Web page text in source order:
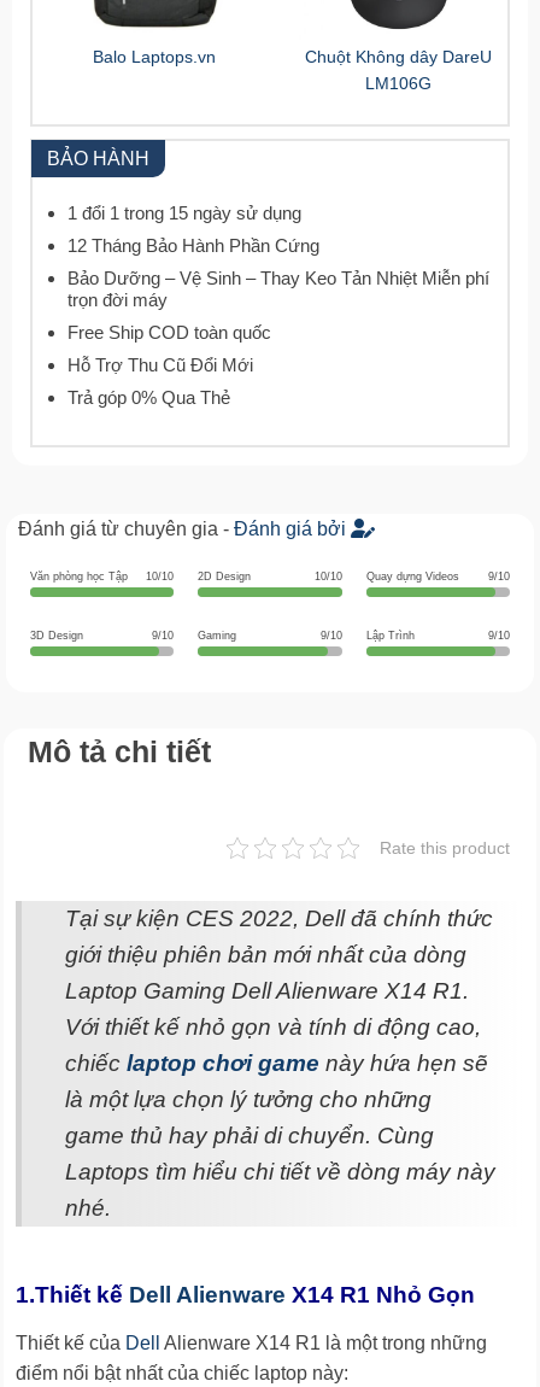
Balo Laptops.vn
Chuột Không dây DareU
LM106G
BẢO HÀNH
1 đổi 1 trong 15 ngày sử dụng
12 Tháng Bảo Hành Phần Cứng
Bảo Dưỡng – Vệ Sinh – Thay Keo Tản Nhiệt Miễn phí
trọn đời máy
Free Ship COD toàn quốc
Hỗ Trợ Thu Cũ Đổi Mới
Trả góp 0% Qua Thẻ
Đánh giá từ chuyên gia - Đánh giá bởi
Văn phòng học Tập 10/10 2D Design 10/10 Quay dựng Videos 9/10
3D Design 9/10 Gaming 9/10 Lập Trình 9/10
Mô tả chi tiết
Rate this product
Tại sự kiện CES 2022, Dell đã chính thức
giới thiệu phiên bản mới nhất của dòng
Laptop Gaming Dell Alienware X14 R1.
Với thiết kế nhỏ gọn và tính di động cao,
chiếc laptop chơi game này hứa hẹn sẽ
là một lựa chọn lý tưởng cho những
game thủ hay phải di chuyển. Cùng
Laptops tìm hiểu chi tiết về dòng máy này
nhé.
1.Thiết kế Dell Alienware X14 R1 Nhỏ Gọn
Thiết kế của Dell
Alienware X14 R1 là một trong những
điểm nổi bật nhất của chiếc laptop này: